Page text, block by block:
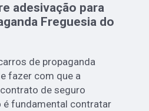
adesivação para
Freguesia do
de propaganda
fazer com que a
de seguro
é fundamental contratar